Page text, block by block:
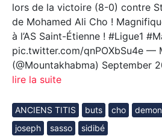
lors de la victoire (8-0) contre
de Mohamed Ali Cho !
à l’AS Saint-Étienne ! #Ligue1
pic.twitter.com/qnPOXbSu4e —
(@Mountakhabma) September
lire la suite
ANCIENS TITIS buts cho
joseph
sasso sidibé